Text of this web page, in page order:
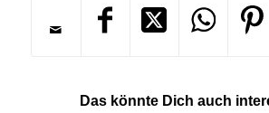
Das könnte Dich auch